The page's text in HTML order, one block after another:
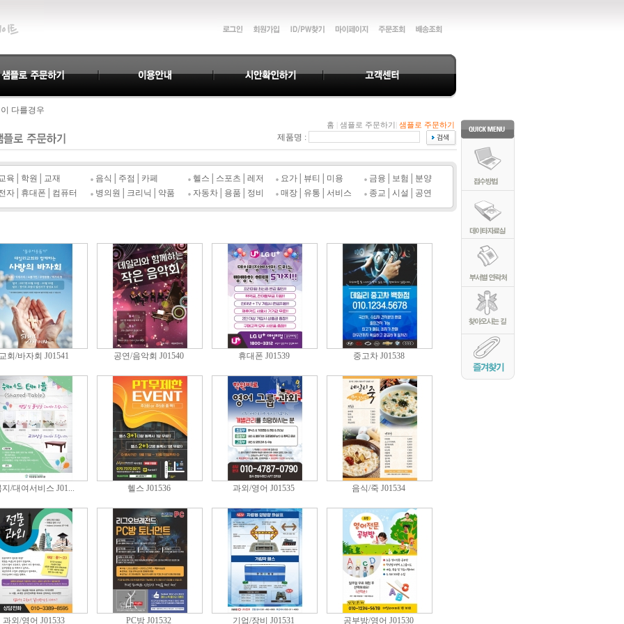
로 감사드립니다.
다를경우
지 않습니다.
로 감사드립니다.
되지 않습니다.
&디자인이 되겠습니다.
홈 샘플로 주문하기 샘플로 주문하기
제품명 :
육│학원│교재 음식│주점│카페 헬스│스포츠│레저 요가│뷰티│미용
금융│보험│분양
자│휴대폰│컴퓨터
병의원│크리닉│약품 자동차│용품│정비 매장│유통│서비스 종교│시설│공연
회/바자회 J01541 공연/음악회 J01540 휴대폰 J01539 중고차 J01538
/대여서비스 J01... 헬스 J01536 과외/영어 J01535 음식/죽 J01534
과외/영어 J01533 PC방 J01532 기업/장비 J01531 공부방/영어 J01530